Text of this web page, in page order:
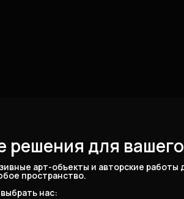
решения для
арт-объекты и авторские
пространство.
нас: